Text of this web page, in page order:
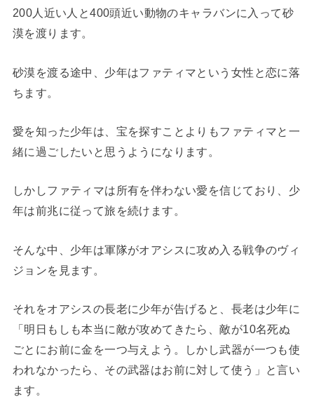
200人近い人と400頭近い動物のキャラバンに入って砂
漠を渡ります。
砂漠を渡る途中、少年はファティマという女性と恋に落
ちます。
愛を知った少年は、宝を探すことよりもファティマと一
緒に過ごしたいと思うようになります。
しかしファティマは所有を伴わない愛を信じており、少
年は前兆に従って旅を続けます。
そんな中、少年は軍隊がオアシスに攻め入る戦争のヴィ
ジョンを見ます。
それをオアシスの長老に少年が告げると、長老は少年に
「明日もしも本当に敵が攻めてきたら、敵が10名死ぬ
ごとにお前に金を一つ与えよう。しかし武器が一つも使
われなかったら、その武器はお前に対して使う」と言い
ます。